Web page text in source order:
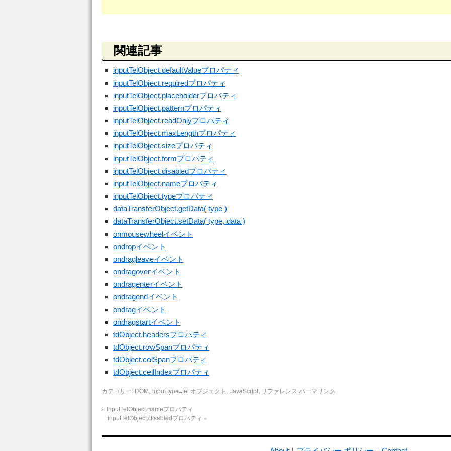
関連記事
inputTelObject.defaultValueプロパティ
inputTelObject.requiredプロパティ
inputTelObject.placeholderプロパティ
inputTelObject.patternプロパティ
inputTelObject.readOnlyプロパティ
inputTelObject.maxLengthプロパティ
inputTelObject.sizeプロパティ
inputTelObject.formプロパティ
inputTelObject.disabledプロパティ
inputTelObject.nameプロパティ
inputTelObject.typeプロパティ
dataTransferObject.getData( type )
dataTransferObject.setData( type, data )
onmousewheelイベント
ondropイベント
ondragleaveイベント
ondragoverイベント
ondragenterイベント
ondragendイベント
ondragイベント
ondragstartイベント
tdObject.headersプロパティ
tdObject.rowSpanプロパティ
tdObject.colSpanプロパティ
tdObject.cellIndexプロパティ
カテゴリー: DOM, input type=tel オブジェクト , JavaScript, リファレンス パーマリンク
« inputTelObject.nameプロパティ
inputTelObject.disabledプロパティ »